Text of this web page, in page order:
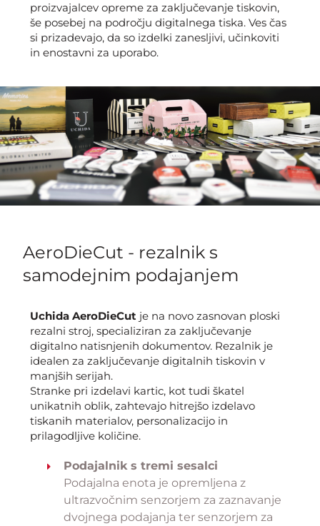
proizvajalcev opreme za zaključevanje tiskovin,
še posebej na področju digitalnega tiska. Ves čas
si prizadevajo, da so izdelki zanesljivi, učinkoviti
in enostavni za uporabo.
AeroDieCut - rezalnik s
samodejnim podajanjem
Uchida AeroDieCut je na novo zasnovan ploski
rezalni stroj, specializiran za zaključevanje
digitalno natisnjenih dokumentov. Rezalnik je
idealen za zaključevanje digitalnih tiskovin v
manjših serijah.
Stranke pri izdelavi kartic, kot tudi škatel
unikatnih oblik, zahtevajo hitrejšo izdelavo
tiskanih materialov, personalizacijo in
prilagodljive količine.
Podajalnik s tremi sesalci
Podajalna enota je opremljena z
ultrazvočnim senzorjem za zaznavanje
dvojnega podajanja ter senzorjem za